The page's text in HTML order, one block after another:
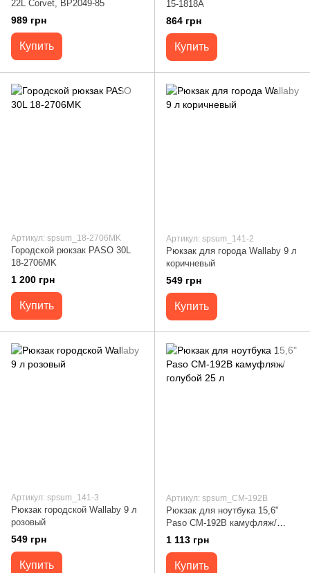
22L Corvet, BP2049-85
989 грн
Купить
15-1818A
864 грн
Купить
Артикул: spsum_18-2706MK
Городской рюкзак PASO 30L
18-2706MK
1 200 грн
Купить
Артикул: spsum_141-2
Рюкзак для города Wallaby 9 л
коричневый
549 грн
Купить
Артикул: spsum_141-3
Рюкзак городской Wallaby 9 л
розовый
549 грн
Купить
Артикул: spsum_CM-192B
Рюкзак для ноутбука 15,6"
Paso CM-192B камуфляж/
голубой 25 л
1 113 грн
Купить